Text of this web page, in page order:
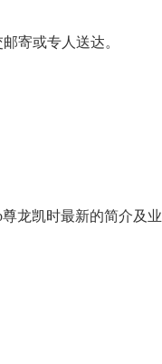
寄或专人送达。
龙凯时最新的简介及